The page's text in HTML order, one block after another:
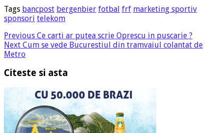
Tags bancpost bergenbier fotbal frf marketing sportiv
sponsori telekom
Previous Ce carti ar putea scrie Oprescu in puscarie ?
Next Cum se vede Bucurestiul din tramvaiul colantat de
Metro
Citeste si asta